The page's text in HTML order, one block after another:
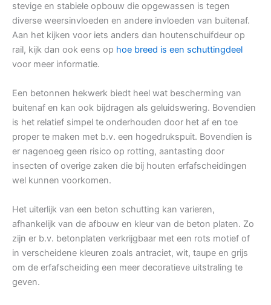
stevige en stabiele opbouw die opgewassen is tegen
diverse weersinvloeden en andere invloeden van buitenaf.
Aan het kijken voor iets anders dan houtenschuifdeur op
rail, kijk dan ook eens op hoe breed is een schuttingdeel
voor meer informatie.
Een betonnen hekwerk biedt heel wat bescherming van
buitenaf en kan ook bijdragen als geluidswering. Bovendien
is het relatief simpel te onderhouden door het af en toe
proper te maken met b.v. een hogedrukspuit. Bovendien is
er nagenoeg geen risico op rotting, aantasting door
insecten of overige zaken die bij houten erfafscheidingen
wel kunnen voorkomen.
Het uiterlijk van een beton schutting kan varieren,
afhankelijk van de afbouw en kleur van de beton platen. Zo
zijn er b.v. betonplaten verkrijgbaar met een rots motief of
in verscheidene kleuren zoals antraciet, wit, taupe en grijs
om de erfafscheiding een meer decoratieve uitstraling te
geven.